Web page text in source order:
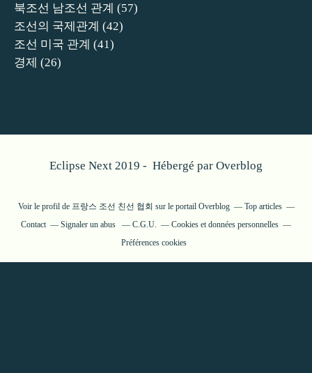
북조선 남조선 관계 (57)
조선의 국제관계 (42)
조선 미국 관계 (41)
경제 (26)
Eclipse Next 2019 - Hébergé par Overblog
Voir le profil de 프랑스 조선 친선 협회 sur le portail Overblog
Top articles
Contact
Signaler un abus C.G.U.
Cookies et données personnelles
Préférences cookies